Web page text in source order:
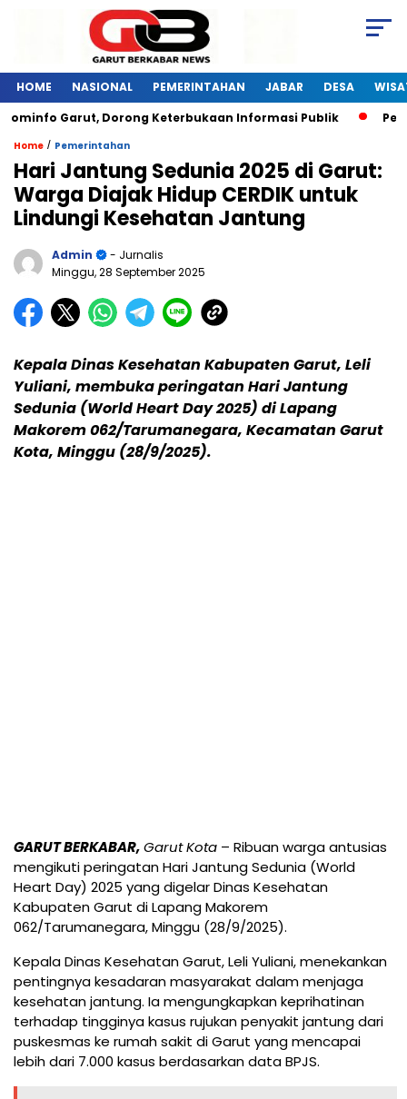
HOME NASIONAL PEMERINTAHAN JABAR DESA
Garut, Dorong Keterbukaan Informasi Publik
Home / Pemerintahan
Hari Jantung Sedunia 2025 di Garut:
Warga Diajak Hidup CERDIK untuk
Lindungi Kesehatan Jantung
Admin
- Jurnalis
Minggu, 28 September 2025
Kepala Dinas Kesehatan Kabupaten Garut, Leli
Yuliani, membuka peringatan Hari Jantung
Sedunia (World Heart Day 2025) di Lapang
Makorem 062/Tarumanegara, Kecamatan Garut
Kota, Minggu (28/9/2025).
GARUT BERKABAR,Garut Kota – Ribuan warga antusias
mengikuti peringatan Hari Jantung Sedunia (World
Heart Day) 2025 yang digelar Dinas Kesehatan
Kabupaten Garut di Lapang Makorem
062/Tarumanegara, Minggu (28/9/2025).
Kepala Dinas Kesehatan Garut, Leli Yuliani, menekankan
pentingnya kesadaran masyarakat dalam menjaga
kesehatan jantung. Ia mengungkapkan keprihatinan
terhadap tingginya kasus rujukan penyakit jantung dari
puskesmas ke rumah sakit di Garut yang mencapai
lebih dari 7.000 kasus berdasarkan data BPJS.